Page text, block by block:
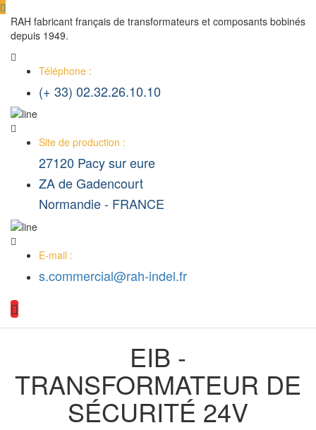
RAH fabricant français de transformateurs et composants bobinés
depuis 1949.
Téléphone :
(+ 33) 02.32.26.10.10
Site de production :
27120 Pacy sur eure
ZA de Gadencourt
Normandie - FRANCE
E-mail :
s.commercial@rah-indel.fr
EIB -
TRANSFORMATEUR DE
SÉCURITÉ 24V